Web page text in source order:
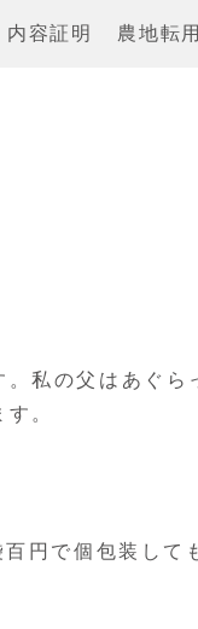
内容証明 農地転用
私の父はあぐら
。
円で個包装して